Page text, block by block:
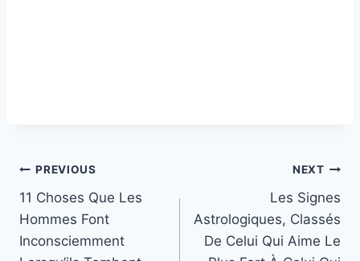
Post
navigation
PREVIOUS
11 Choses Que Les
Hommes Font
Inconsciemment
NEXT
Les Signes
Astrologiques, Classés
De Celui Qui Aime Le